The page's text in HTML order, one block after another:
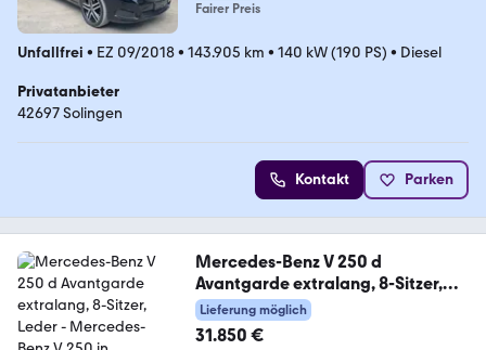
Fairer Preis
Unfallfrei • EZ 09/2018• 143.905 km • 140 kW (190 PS) • Diesel
Privatanbieter
42697 Solingen
Kontakt Parken
Mercedes-Benz V 250 d
Avantgarde extralang, 8-Sitzer,
Leder
Lieferung möglich
31.850 €